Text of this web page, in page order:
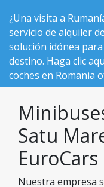
¿Una visita a
servicio de alquiler
solución idónea
destino. Haga clic
coches en Romania
Satu
EuroCars
Nuestra empresa